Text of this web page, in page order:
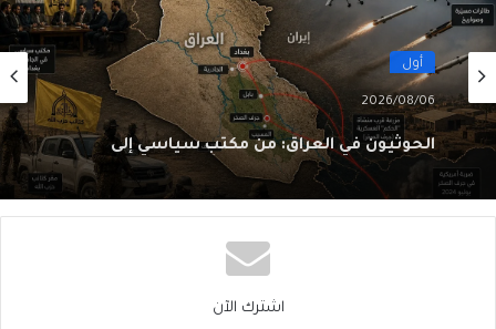
أول
2026/08/06
الحوثيون في العراق: من مكتبٍ سياسي إلى
شبكةِ عمليّات
اشترك الآن